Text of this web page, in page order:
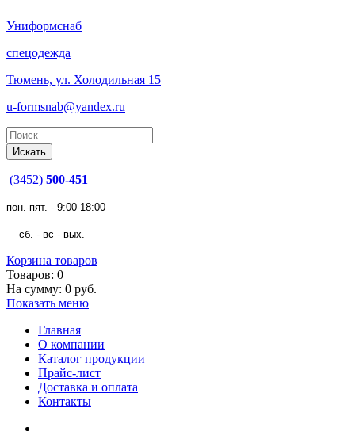
Униформснаб
спецодежда
Тюмень, ул. Холодильная 15
u-formsnab@yandex.ru
(3452) 500-451
пон.-пят. - 9:00-18:00
сб. - вс - вых.
Корзина товаров
Товаров: 0
На сумму: 0 руб.
Показать меню
Главная
О компании
Каталог продукции
Прайс-лист
Доставка и оплата
Контакты